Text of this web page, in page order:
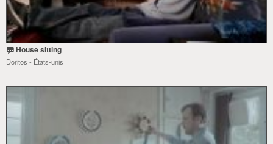
House sitting
Doritos - États-unis